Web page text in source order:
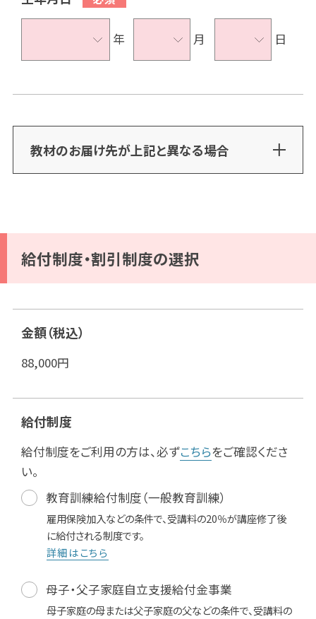
年 月 日
教材のお届け先が上記と異なる場合
給付制度・割引制度の選択
金額（税込）
88,000円
給付制度
給付制度をご利用の方は、必ずこちらをご確認くださ
い。
教育訓練給付制度（一般教育訓練）
雇用保険加入などの条件で、受講料の20％が講座修了後
に給付される制度です。
詳細はこちら
母子・父子家庭自立支援給付金事業
母子家庭の母または父子家庭の父などの条件で、受講料の